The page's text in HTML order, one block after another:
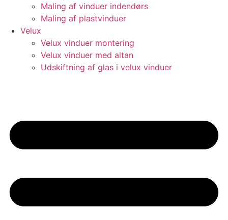
Maling af vinduer indendørs
Maling af plastvinduer
Velux
Velux vinduer montering
Velux vinduer med altan
Udskiftning af glas i velux vinduer